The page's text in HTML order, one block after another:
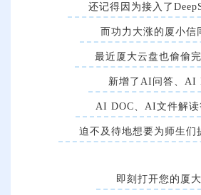
还记得因为接入了
而功力大涨的厦小信
最近厦大云盘也偷偷
新增了AI问答、AI
AI DOC、AI文件解
迫不及待地想要为师生们
即刻打开您的厦